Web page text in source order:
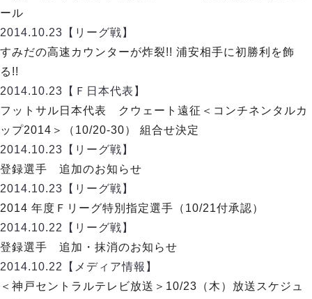
選手の通算記録（Ｆ２）
ヴォスクオーレ仙台
リガーレヴィア葛飾
Y．S．C．C．横浜
ヴィンセドール白山
アグレミーナ浜松
デウソン神戸
ポルセイド浜田
ミラクルスマイル新居浜
ール
2014.10.23 【リーグ戦】
すみだの高速カウンターが炸裂!! 浦安相手に初勝利を飾
る!!
2014.10.23 【Ｆ日本代表】
フットサル日本代表 クウェート遠征＜コンチネンタルカ
ップ2014＞（10/20-30） 組合せ決定
2014.10.23 【リーグ戦】
登録選手 追加のお知らせ
2014.10.23 【リーグ戦】
2014 年度Ｆリーグ特別指定選手（10/21付承認）
2014.10.22
【リーグ戦】
登録選手 追加・抹消のお知らせ
2014.10.22
【メディア情報】
＜神戸セントラルテレビ放送＞10/23（木）放送スケジュ